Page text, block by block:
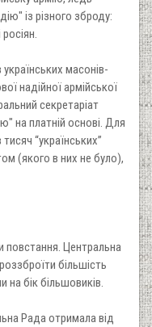
із різного зброду:
масонів-
надійної армійської
секретаріат
на платній основі. Для
“українських”
(якого в них не було),
повстання. Центральна
більшість
на бік більшовиків.
Рада отримала від